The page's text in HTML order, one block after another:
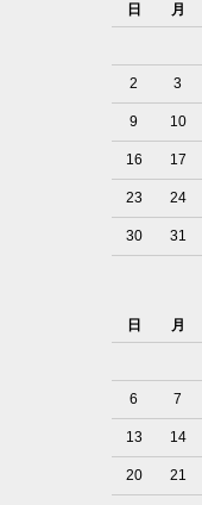
日
月
2 3
9 10
16 17
23 24
30 31
日
月
6 7
13 14
20 21